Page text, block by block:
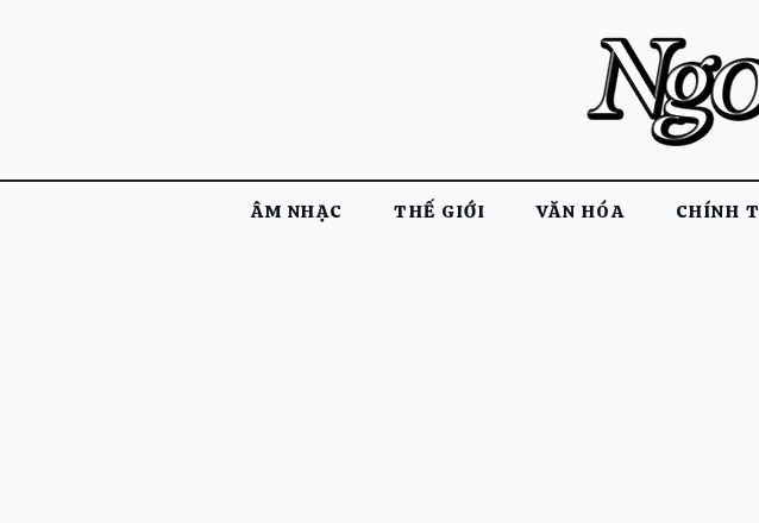
ÂM NHẠC THẾ GIỚI VĂN HÓA CHÍNH